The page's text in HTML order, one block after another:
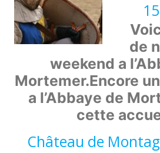
de
weekend a
Mortemer.Encore
a l’Abbaye de
cette
Château de